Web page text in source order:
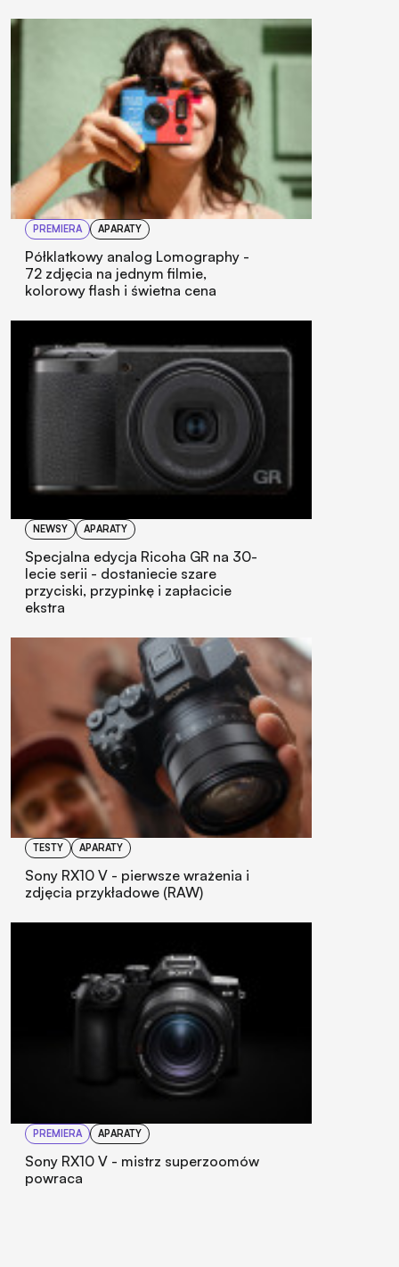
oczekujcie zbyt wiele
PREMIERA APARATY
Półklatkowy analog Lomography -
kolorowy flash i świetna cena
NEWSY APARATY
Specjalna edycja Ricoha GR na 30-
lecie serii - dostaniecie szare
ekstra
TESTY APARATY
zdjęcia przykładowe (RAW)
PREMIERA APARATY